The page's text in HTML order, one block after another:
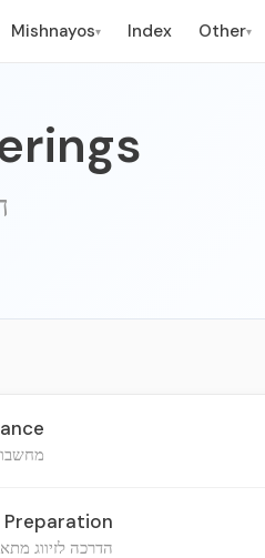
Mishnayos▾ Index Other▾
Preparation
הדרכה לזיווג